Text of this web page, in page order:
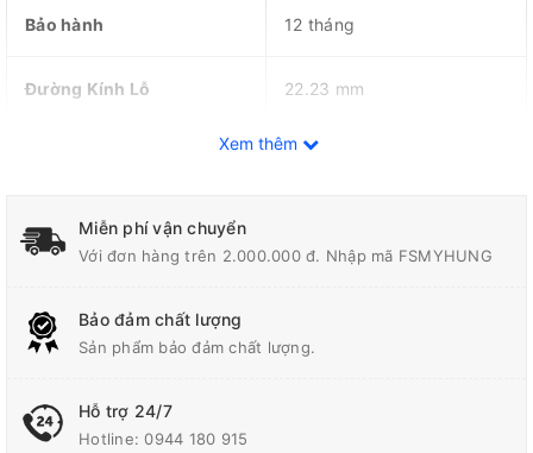
Bảo hành 12 tháng
Đường Kính Lỗ 22.23 mm
6.36 kg
Tốc Độ Không Tải
Đường Kính Đá Cắt 230 mm (9")
Xem thêm
Miễn phí vận chuyển
Với đơn hàng trên 2.000.000 đ. Nhập mã FSMYHUNG
Bảo đảm chất lượng
Sản phẩm bảo đảm chất lượng.
Hỗ trợ 24/7
Hotline:0944 180 915